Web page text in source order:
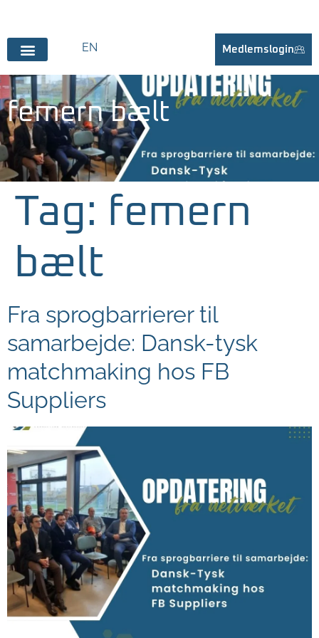
EN Medlemslogin
femern bælt
Tag: femern
bælt
Fra sprogbarrierer til
samarbejde: Dansk-tysk
matchmaking hos FB
Suppliers